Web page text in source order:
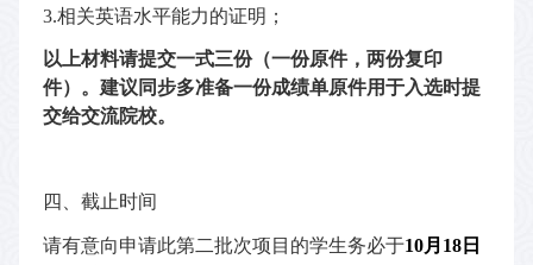
3.相关英语水平能力的证明；
以上材料请提交一式三份（一份原件，两份复印
件）。建议同步多准备一份成绩单原件用于入选时提
交给交流院校。
四、截止时间
请有意向申请此第二批次项目的学生务必于10月 18 日